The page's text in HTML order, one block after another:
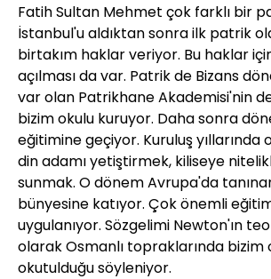
Fatih Sultan Mehmet çok farklı bir
İstanbul'u aldıktan sonra ilk patrik
birtakım haklar veriyor. Bu haklar
açılması da var. Patrik de Bizans
var olan Patrikhane Akademisi'nin
bizim okulu kuruyor. Daha sonra
eğitimine geçiyor. Kuruluş yıllarında
din adamı yetiştirmek, kiliseye
sunmak. O dönem Avrupa'da
bünyesine katıyor. Çok önemli
uygulanıyor. Sözgelimi Newton'ın
olarak Osmanlı topraklarında bizim
okutulduğu söyleniyor.